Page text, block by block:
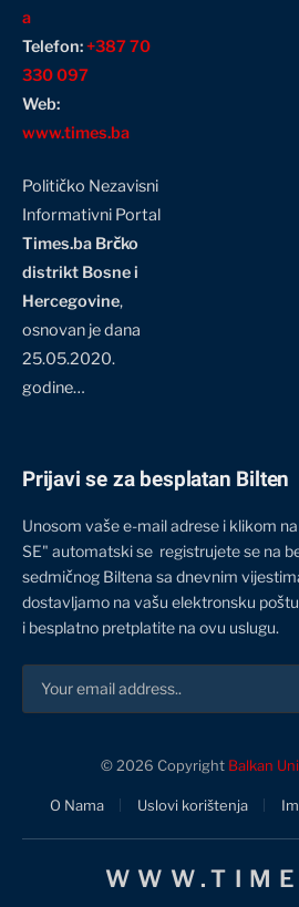
a
Telefon:+387 70
330 097
Web:
www.times.ba
Političko Nezavisni
Informativni Portal
Times.ba Brčko
distrikt Bosne i
Hercegovine,
osnovan je dana
25.05.2020.
godine…
Prijavi se za besplatan Bilten
Unosom vaše e-mail adrese i klikom
SE" automatski se registrujete se na
sedmičnog Biltena sa dnevnim
dostavljamo na vašu elektronsku
i besplatno pretplatite na ovu uslugu.
© 2026 Copyright Balkan
O Nama Uslovi korištenja